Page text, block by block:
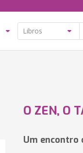
O ZEN, O
Um encontro